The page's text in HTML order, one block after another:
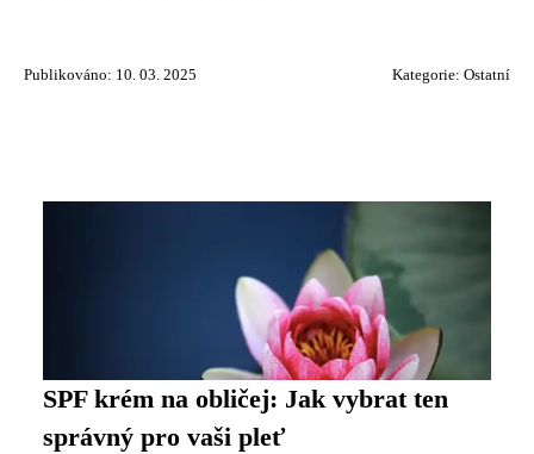
Publikováno: 10. 03. 2025 Kategorie: Ostatní
SPF krém na obličej: Jak vybrat ten
správný pro vaši pleť